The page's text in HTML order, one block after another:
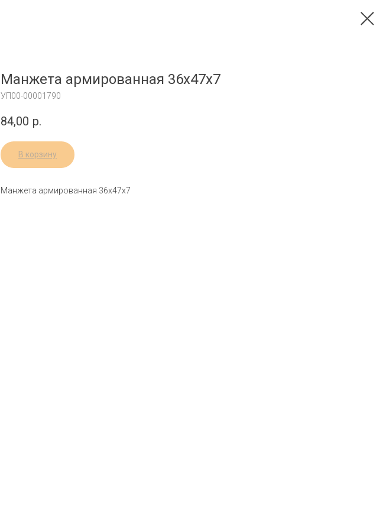
Манжета армированная 36х47х7
УП00-00001790
84,00 р.
В корзину
Манжета армированная 36х47х7